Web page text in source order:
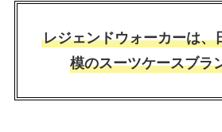
レジェンドウォーカーは、
模のスーツケースブラ